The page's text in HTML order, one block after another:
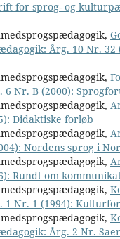
for sprog- og
Årg. 10 Nr. 32
Nr. B (2000):
Didaktiske forløb
Nordens sprog i
Rundt om
Nr. 1 (1994):
Årg. 2 Nr.